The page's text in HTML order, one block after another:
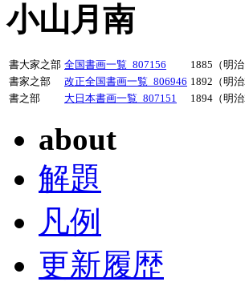
小山月南
書大家之部 全国書画一覧_807156 1885（明治
書家之部
改正全国書画一覧_806946 1892（明治
書之部
大日本書画一覧_807151 1894（明治
about
解題
凡例
更新履歴